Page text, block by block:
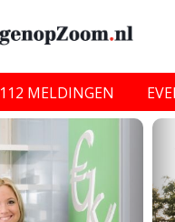
112 MELDINGEN